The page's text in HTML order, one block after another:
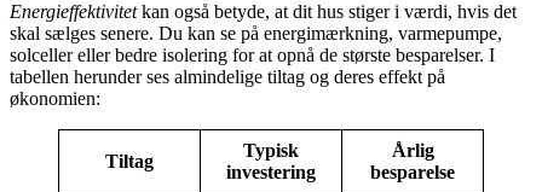
Energieffektivitetkan også betyde, at dit hus stiger i værdi, hvis det
skal sælges senere. Du kan se på energimærkning, varmepumpe,
solceller eller bedre isolering for at opnå de største besparelser. I
tabellen herunder ses almindelige tiltag og deres effekt på
økonomien:
Tiltag
Typisk
investering
Årlig
besparelse